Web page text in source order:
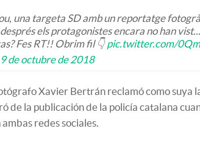
una targeta SD amb un reportatge
els protagonistes encara no han
Fes RT!! Obrim fil 👇pic.twitter.com/
9 de octubre de 2018
Xavier Bertrán reclamó como suya
de la publicación de la policía catalana
redes sociales.